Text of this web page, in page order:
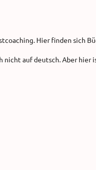
Hier finden sich
nicht auf deutsch. Aber hier